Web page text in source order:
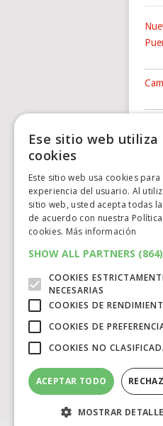
The
Ese sitio web utiliza
cookies
Este sitio web usa cookies
experiencia del usuario. Al
sitio web, usted acepta todas
de acuerdo con nuestra
cookies. Más información
SHOW ALL PARTNERS
COOKIES
NECESARIAS
COOKIES DE
COOKIES DE
COOKIES NO
ACEPTAR TODO
MOSTRAR